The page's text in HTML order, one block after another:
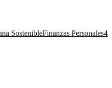
SostenibleFinanzas Personales4